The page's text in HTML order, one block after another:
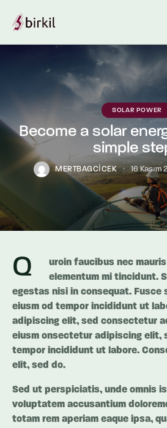
SOLAR POWER
Become a solar
simple
MERTBAGCICEK 16 Kasım
Q
uroin faucibus nec
elementum mi tincidunt.
egestas nisi in consequat. Fusce
eiusm od tempor incididunt ut
adipiscing elit, sed consectetur
eiusm onsectetur adipiscing elit,
tempor incididunt ut labore.
elit, sed do.
Sed ut perspiciatis, unde omnis
voluptatem accusantium
totam rem aperiam eaque ipsa,